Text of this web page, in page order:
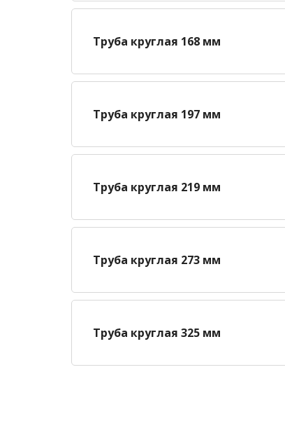
Труба круглая 168 мм
Труба круглая 197 мм
Труба круглая 219 мм
Труба круглая 273 мм
Труба круглая 325 мм